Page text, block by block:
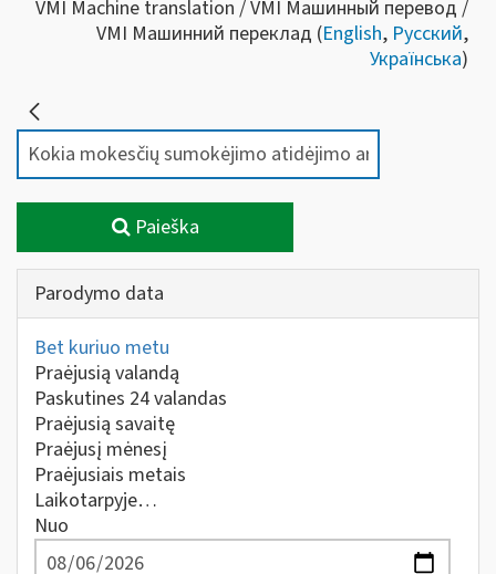
VMI Machine translation / VMI Машинный перевод /
VMI Машинний переклад (English, Русский,
Українська)
Paieška
Parodymo data
Bet kuriuo metu
Praėjusią valandą
Paskutines 24 valandas
Praėjusią savaitę
Praėjusį mėnesį
Praėjusiais metais
Laikotarpyje…
Nuo